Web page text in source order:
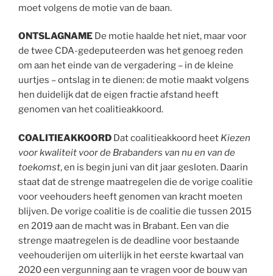
moet volgens de motie van de baan.
ONTSLAGNAME De motie haalde het niet, maar voor
de twee CDA-gedeputeerden was het genoeg reden
om aan het einde van de vergadering – in de kleine
uurtjes – ontslag in te dienen: de motie maakt volgens
hen duidelijk dat de eigen fractie afstand heeft
genomen van het coalitieakkoord.
COALITIEAKKOORD Dat coalitieakkoord heet Kiezen
voor kwaliteit voor de Brabanders van nu en van de
toekomst, en is begin juni van dit jaar gesloten. Daarin
staat dat de strenge maatregelen die de vorige coalitie
voor veehouders heeft genomen van kracht moeten
blijven. De vorige coalitie is de coalitie die tussen 2015
en 2019 aan de macht was in Brabant. Een van die
strenge maatregelen is de deadline voor bestaande
veehouderijen om uiterlijk in het eerste kwartaal van
2020 een vergunning aan te vragen voor de bouw van